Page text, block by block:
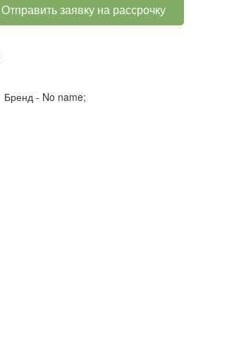
Отправить заявку на рассрочку
Бренд - No name;